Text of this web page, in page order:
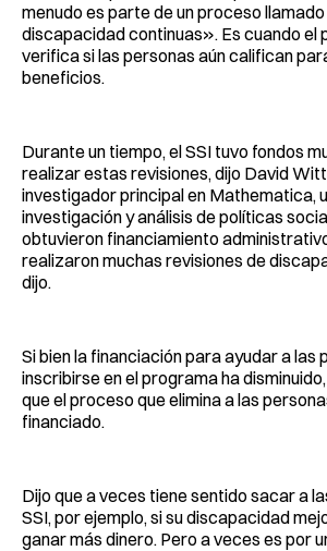
menudo es parte de un proceso
discapacidad continuas». Es cuando el
verifica si las personas aún califican
beneficios.
Durante un tiempo, el SSI tuvo fondos
realizar estas revisiones, dijo David
investigador principal en Mathematica,
investigación y análisis de políticas
obtuvieron financiamiento
realizaron muchas revisiones de
dijo.
Si bien la financiación para ayudar a las
inscribirse en el programa ha
que el proceso que elimina a las
financiado.
Dijo que a veces tiene sentido sacar a
SSI, por ejemplo, si su discapacidad
ganar más dinero. Pero a veces es por